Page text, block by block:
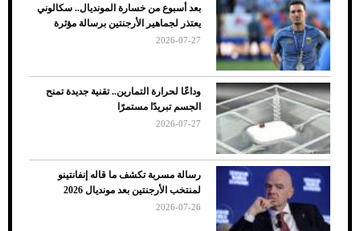
ضعف تبريد مكيف السيارة عند الوقوف.. أشهر
الأسباب والحلول
بعد أسبوع من خسارة المونديال.. سكالوني
يعتذر لجماهير الأرجنتين برسالة مؤثرة
2026-07-27
وداعًا لحرارة التمارين.. تقنية جديدة تمنح
الجسم تبريدًا مستمرًا
2026-07-27
رسالة مسربة تكشف ما قاله إنفانتينو
لمنتخب الأرجنتين بعد مونديال 2026
2026-07-26